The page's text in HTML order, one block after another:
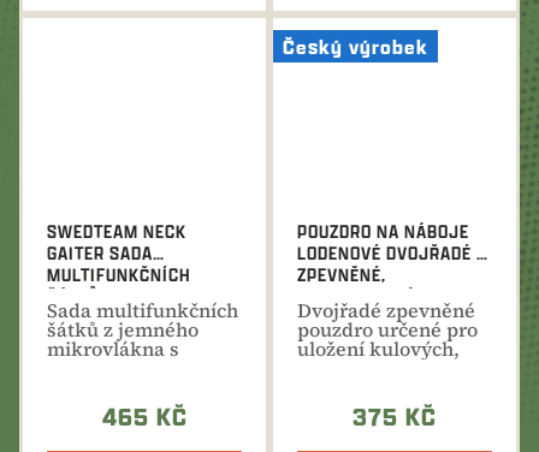
SWEDTEAM NECK
GAITER SADA
MULTIFUNKČNÍCH
ŠÁTKŮ
Sada multifunkčních
šátků z jemného
mikrovlákna s
465 KČ
Český výrobek
POUZDRO NA NÁBOJE
LODENOVÉ DVOJŘADÉ -
ZPEVNĚNÉ,
KOMBINOVANÉ
2XB+3XK+4XH
Dvojřadé zpevněné
pouzdro určené pro
uložení kulových,
375 KČ